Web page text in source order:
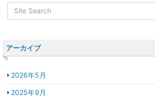
アーカイブ
2026年5月
2025年9月